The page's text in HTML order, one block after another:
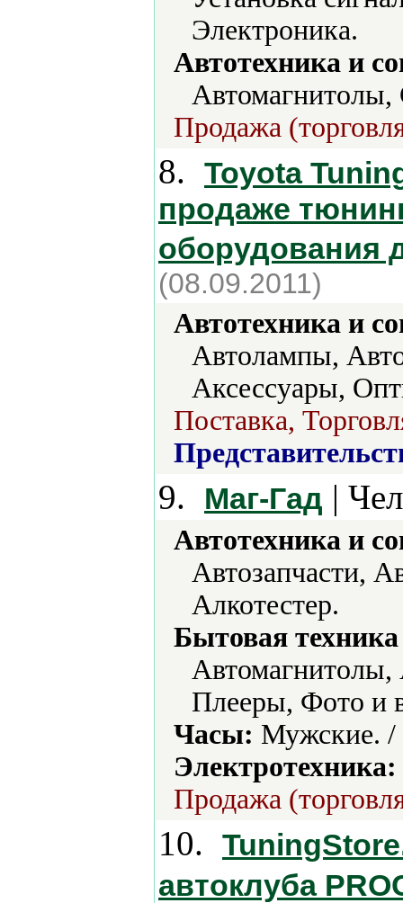
Электроника.
Автотехника и
Автомагнитолы,
Продажа
8.
Toyota
продаже
оборудования
(08.09.2011)
Автотехника и
Автолампы,
Аксессуары,
Поставка,
9. Маг-Гад |
Автотехника и
Автозапчасти,
Алкотестер.
Бытовая
Плееры, Фото и
Часы: Мужские. /
Электротехника:
Продажа
10.
автоклуба